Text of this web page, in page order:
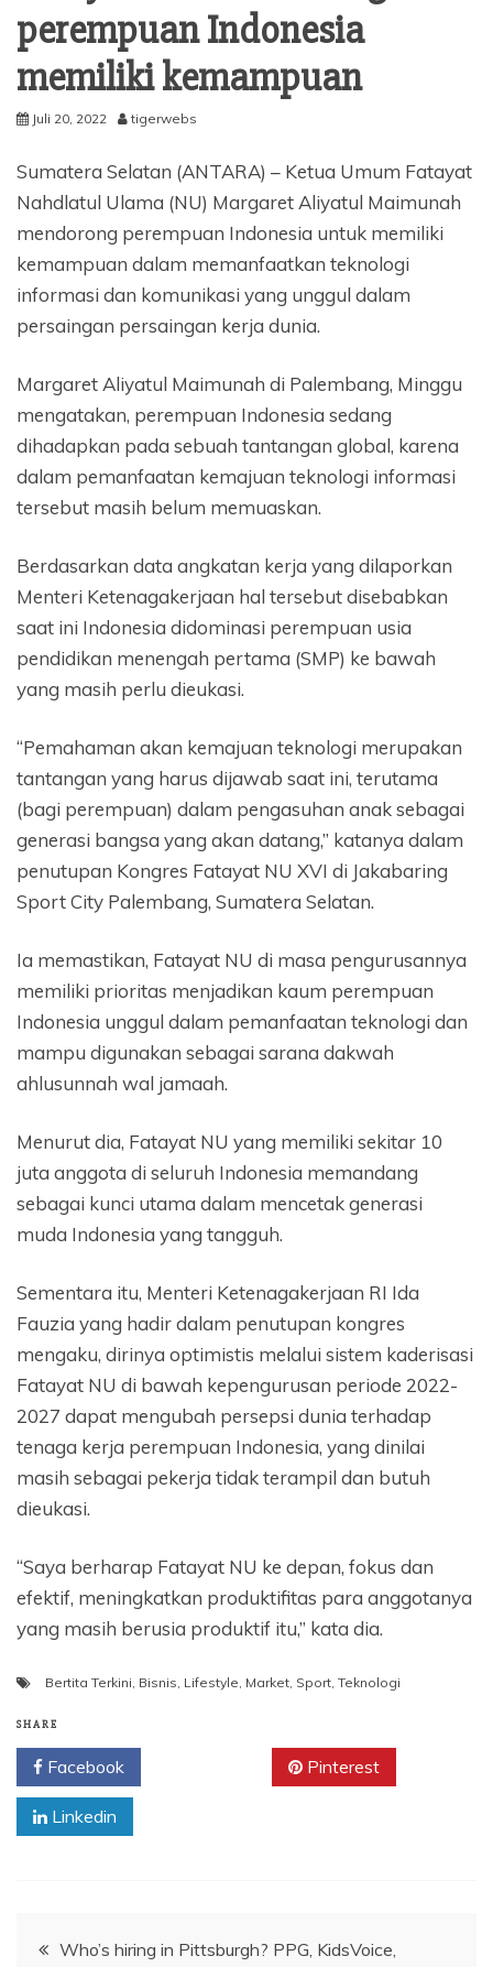
perempuan Indonesia
memiliki kemampuan
Juli 20, 2022 tigerwebs
Sumatera Selatan (ANTARA) – Ketua Umum Fatayat
Nahdlatul Ulama (NU) Margaret Aliyatul Maimunah
mendorong perempuan Indonesia untuk memiliki
kemampuan dalam memanfaatkan teknologi
informasi dan komunikasi yang unggul dalam
persaingan persaingan kerja dunia.
Margaret Aliyatul Maimunah di Palembang, Minggu
mengatakan, perempuan Indonesia sedang
dihadapkan pada sebuah tantangan global, karena
dalam pemanfaatan kemajuan teknologi informasi
tersebut masih belum memuaskan.
Berdasarkan data angkatan kerja yang dilaporkan
Menteri Ketenagakerjaan hal tersebut disebabkan
saat ini Indonesia didominasi perempuan usia
pendidikan menengah pertama (SMP) ke bawah
yang masih perlu dieukasi.
“Pemahaman akan kemajuan teknologi merupakan
tantangan yang harus dijawab saat ini, terutama
(bagi perempuan) dalam pengasuhan anak sebagai
generasi bangsa yang akan datang,” katanya dalam
penutupan Kongres Fatayat NU XVI di Jakabaring
Sport City Palembang, Sumatera Selatan.
Ia memastikan, Fatayat NU di masa pengurusannya
memiliki prioritas menjadikan kaum perempuan
Indonesia unggul dalam pemanfaatan teknologi dan
mampu digunakan sebagai sarana dakwah
ahlusunnah wal jamaah.
Menurut dia, Fatayat NU yang memiliki sekitar 10
juta anggota di seluruh Indonesia memandang
sebagai kunci utama dalam mencetak generasi
muda Indonesia yang tangguh.
Sementara itu, Menteri Ketenagakerjaan RI Ida
Fauzia yang hadir dalam penutupan kongres
mengaku, dirinya optimistis melalui sistem kaderisasi
Fatayat NU di bawah kepengurusan periode 2022-
2027 dapat mengubah persepsi dunia terhadap
tenaga kerja perempuan Indonesia, yang dinilai
masih sebagai pekerja tidak terampil dan butuh
dieukasi.
“Saya berharap Fatayat NU ke depan, fokus dan
efektif, meningkatkan produktifitas para anggotanya
yang masih berusia produktif itu,” kata dia.
Bertita Terkini, Bisnis, Lifestyle, Market, Sport, Teknologi
SHARE
Facebook Pinterest
Linkedin
Navigasi
Who’s hiring in Pittsburgh? PPG, KidsVoice,